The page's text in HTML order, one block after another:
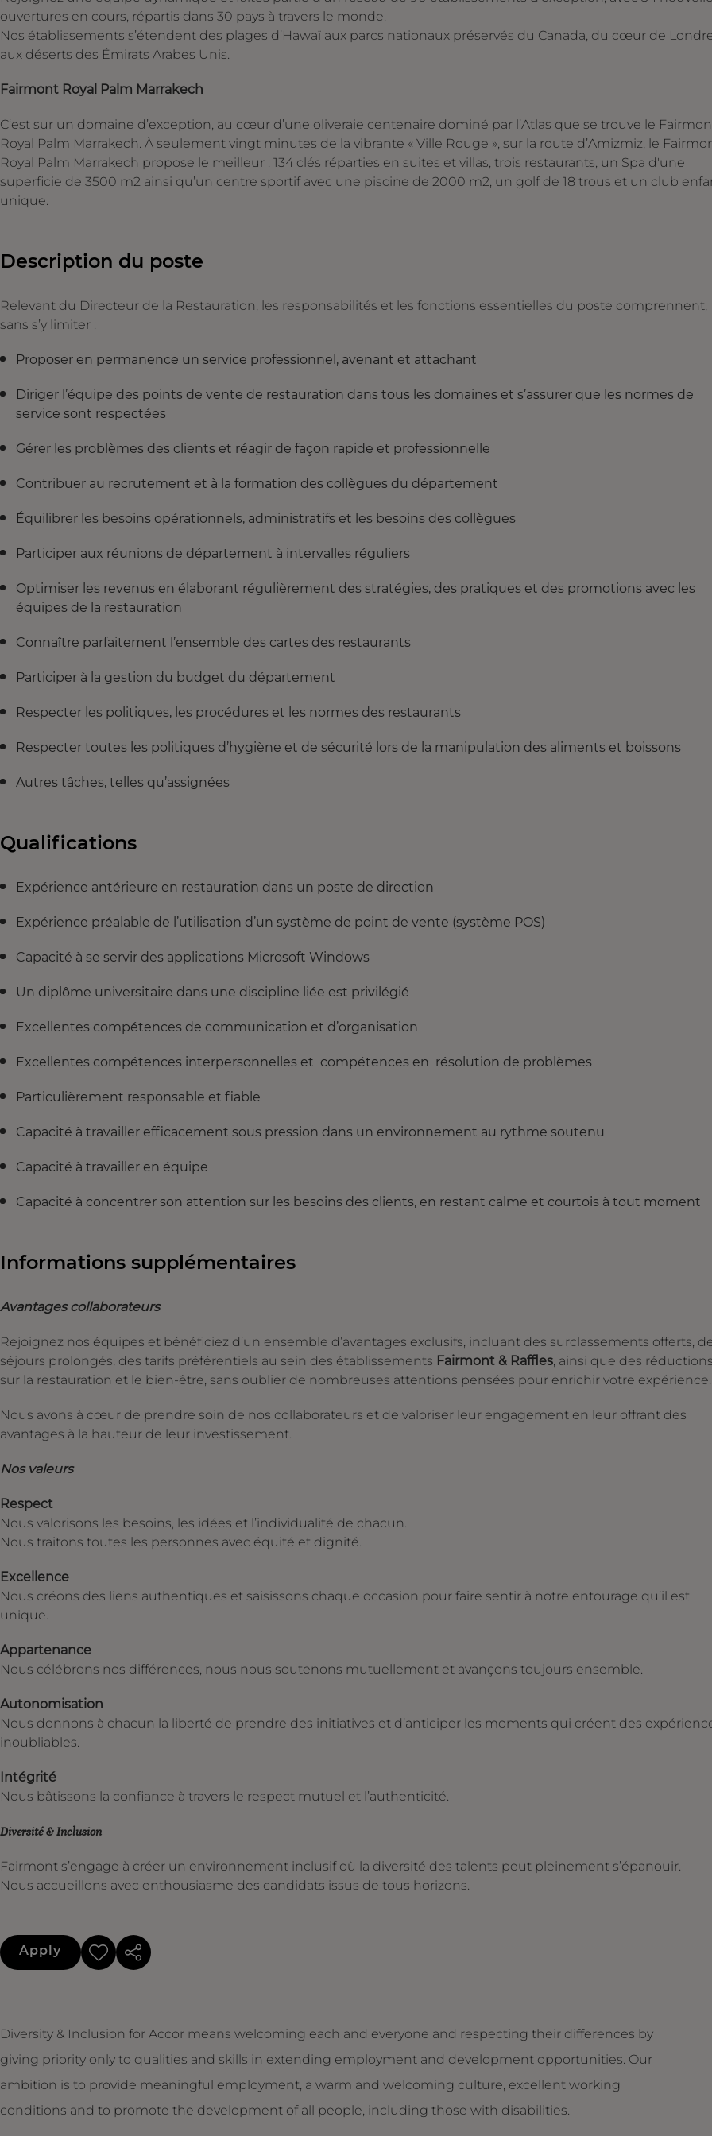
ouvertures en cours, répartis dans 30 pays à travers le monde.
Nos établissements s’étendent des plages d’Hawaï aux parcs nationaux préservés du Canada, du cœur de
aux déserts des Émirats Arabes Unis.
Fairmont Royal Palm Marrakech
C‘est sur un domaine d’exception, au cœur d’une oliveraie centenaire dominé par l’Atlas que se trouve le
Royal Palm Marrakech. À seulement vingt minutes de la vibrante « Ville Rouge », sur la route d’Amizmiz, le
Royal Palm Marrakech propose le meilleur : 134 clés réparties en suites et villas, trois restaurants, un Spa d'une
superficie de 3500 m2 ainsi qu’un centre sportif avec une piscine de 2000 m2, un golf de 18 trous et un club
unique.
Description du poste
Relevant du Directeur de la Restauration, les responsabilités et les fonctions essentielles du poste comprennent,
sans s’y limiter :
Proposer en permanence un service professionnel, avenant et attachant
Diriger l’équipe des points de vente de restauration dans tous les domaines et s’assurer que les normes de
service sont respectées
Gérer les problèmes des clients et réagir de façon rapide et professionnelle
Contribuer au recrutement et à la formation des collègues du département
Équilibrer les besoins opérationnels, administratifs et les besoins des collègues
Participer aux réunions de département à intervalles réguliers
Optimiser les revenus en élaborant régulièrement des stratégies, des pratiques et des promotions avec les
équipes de la restauration
Connaître parfaitement l’ensemble des cartes des restaurants
Participer à la gestion du budget du département
Respecter les politiques, les procédures et les normes des restaurants
Respecter toutes les politiques d’hygiène et de sécurité lors de la manipulation des aliments et boissons
Autres tâches, telles qu’assignées
Qualifications
Expérience antérieure en restauration dans un poste de direction
Expérience préalable de l’utilisation d’un système de point de vente (système POS)
Capacité à se servir des applications Microsoft Windows
Un diplôme universitaire dans une discipline liée est privilégié
Excellentes compétences de communication et d’organisation
Excellentes compétences interpersonnelles et compétences en résolution de problèmes
Particulièrement responsable et fiable
Capacité à travailler efficacement sous pression dans un environnement au rythme soutenu
Capacité à travailler en équipe
Capacité à concentrer son attention sur les besoins des clients, en restant calme et courtois à tout moment
Informations supplémentaires
Avantages collaborateurs
Rejoignez nos équipes et bénéficiez d’un ensemble d’avantages exclusifs, incluant des surclassements offerts,
séjours prolongés, des tarifs préférentiels au sein des établissements Fairmont & Raffles , ainsi que des
sur la restauration et le bien-être, sans oublier de nombreuses attentions pensées pour enrichir votre expérience.
Nous avons à cœur de prendre soin de nos collaborateurs et de valoriser leur engagement en leur offrant des
avantages à la hauteur de leur investissement.
Nos valeurs
Respect
Nous valorisons les besoins, les idées et l’individualité de chacun.
Nous traitons toutes les personnes avec équité et dignité.
Excellence
Nous créons des liens authentiques et saisissons chaque occasion pour faire sentir à notre entourage qu’il est
unique.
Appartenance
Nous célébrons nos différences, nous nous soutenons mutuellement et avançons toujours ensemble.
Autonomisation
Nous donnons à chacun la liberté de prendre des initiatives et d’anticiper les moments qui créent des
inoubliables.
Intégrité
Nous bâtissons la confiance à travers le respect mutuel et l’authenticité.
Diversité & Inclusion
Fairmont s’engage à créer un environnement inclusif où la diversité des talents peut pleinement s’épanouir.
Nous accueillons avec enthousiasme des candidats issus de tous horizons.
Apply
Diversity & Inclusion for Accor means welcoming each and everyone and respecting their differences by
giving priority only to qualities and skills in extending employment and development opportunities. Our
ambition is to provide meaningful employment, a warm and welcoming culture, excellent working
conditions and to promote the development of all people, including those with disabilities.